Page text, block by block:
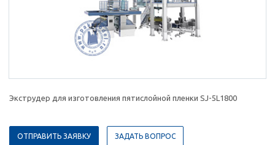
Экструдер для изготовления пятислойной пленки SJ-5L1800
ОТПРАВИТЬ ЗАЯВКУ ЗАДАТЬ ВОПРОС